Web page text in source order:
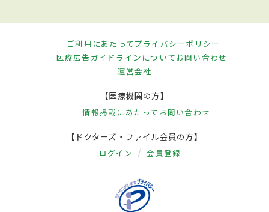
ご利用にあたってプライバシーポリシー
医療広告ガイドラインについてお問い合わせ
運営会社
【医療機関の方】
情報掲載にあたって お問い合わせ
【ドクターズ・ファイル会員の方】
ログイン 会員登録